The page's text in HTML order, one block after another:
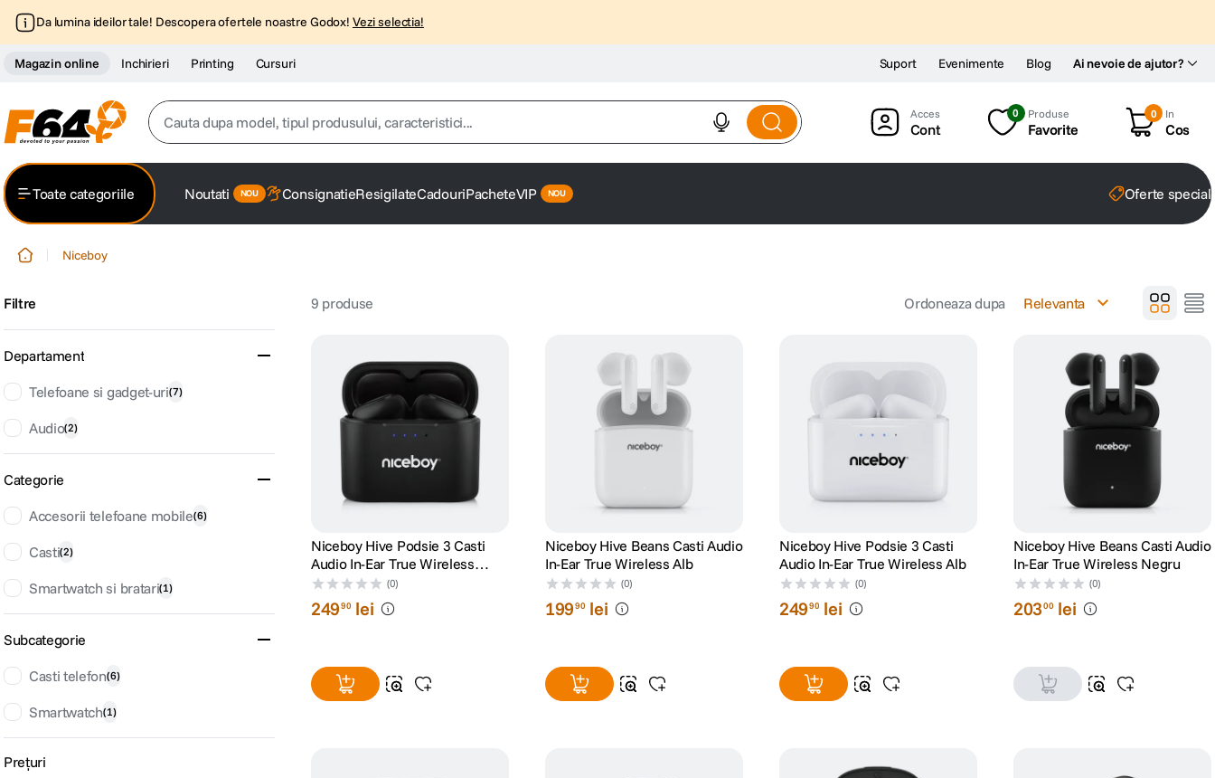
Da lumina ideilor tale! Descopera ofertele noastre Godox! Vezi selectia!
Magazin online Inchirieri Printing Cursuri Ai nevoie de ajutor?
Suport Evenimente Blog
Cauta dupa model, tipul produsului, caracteristici...
card memorie
8.
Cont
0 Produse
Favorite
0 In
Cos
Toate categoriile Noutati ConsignatieResigilateCadouriPacheteVIP Oferte
Niceboy
Filtre
Departament
Telefoane si gadget-uri(7)
Audio(2)
Categorie
Accesorii telefoane mobile(6)
Casti(2)
Smartwatch si bratari(1)
Subcategorie
Casti telefon(6)
Smartwatch(1)
Prețuri
9 produse Ordoneaza dupa Relevanta
Niceboy Hive Podsie 3 Casti
Audio In-Ear True Wireless
Negru
(0)
24990 lei
Niceboy Hive Beans Casti Audio
In-Ear True Wireless Alb
(0)
19990 lei
Niceboy Hive Podsie 3 Casti
Audio In-Ear True Wireless Alb
(0)
24990 lei
Niceboy Hive Beans Casti Audio
In-Ear True Wireless Negru
(0)
20300 lei